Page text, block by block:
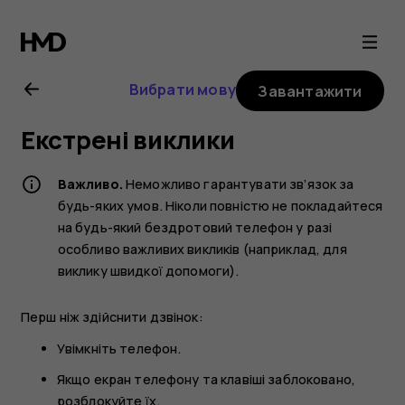
Посібник
користувача
Nokia
2.1
Вибрати мову Завантажити
Екстрені виклики
Важливо. Неможливо гарантувати зв’язок за
будь-яких умов. Ніколи повністю не покладайтеся
на будь-який бездротовий телефон у разі
особливо важливих викликів (наприклад, для
виклику швидкої допомоги).
Перш ніж здійснити дзвінок:
Увімкніть телефон.
Якщо екран телефону та клавіші заблоковано,
розблокуйте їх.